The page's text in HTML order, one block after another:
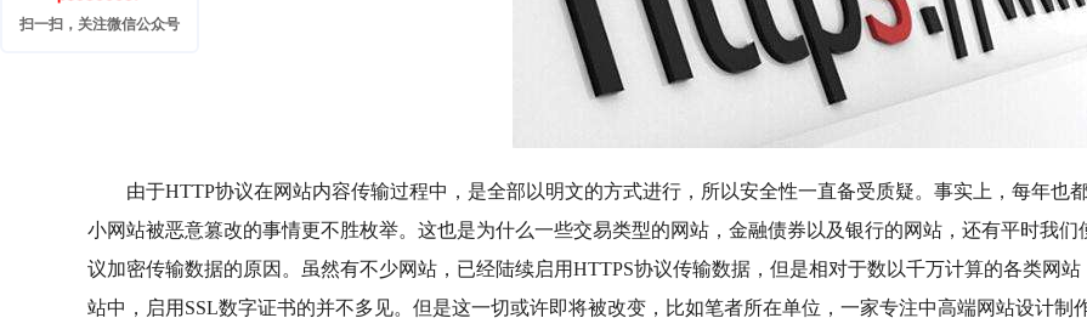
由于HTTP协议在网站内容传输过程中，是全部以明文的方式进行，所以安全性一直备受质疑。事实上，每年也
小网站被恶意篡改的事情更不胜枚举。这也是为什么一些交易类型的网站，金融债券以及银行的网站，还有平时我
议加密传输数据的原因。虽然有不少网站，已经陆续启用HTTPS协议传输数据，但是相对于数以千万计算的各类网
站中，启用SSL数字证书的并不多见。但是这一切或许即将被改变，比如笔者所在单位，一家专注中高端网站设计制
扫一扫，关注微信公众号